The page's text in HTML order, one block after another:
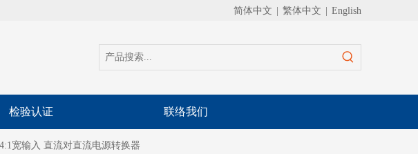
简体中文 繁体中文 English
检验认证 联络我们
宽输入 直流对直流电源转换器